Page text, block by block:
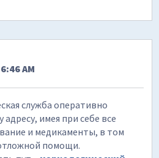
AM
служба оперативно
имея при себе все
и медикаменты, в том
помощи.